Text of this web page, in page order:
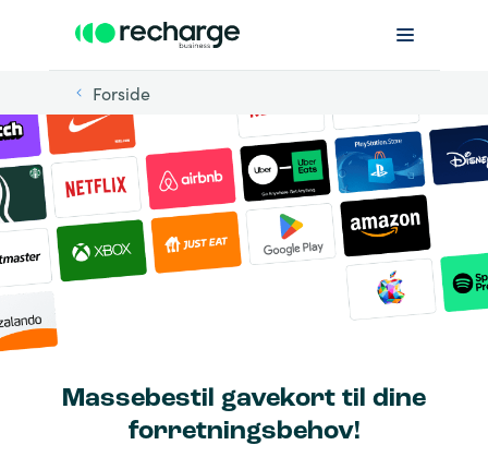
Forside
Massebestil gavekort til dine
forretningsbehov!